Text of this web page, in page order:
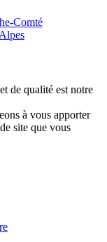
Comté
de qualité est notre
à vous apporter
site que vous